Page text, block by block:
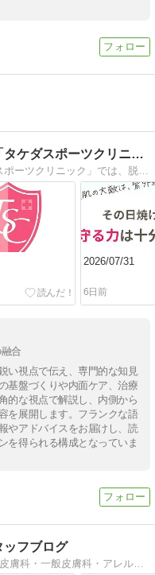
福岡市城南区の美容皮膚科「タケダスポーツクリニック」
城南区梅林の美容皮膚科「タケダスポーツクリニック」では、脱毛、痩身のほか、フェイシャルエステ、しみ・しわ除去など、綺麗になりたいあなたを応援しています。
2026/07/31
6日前
合
い視点で伝え、専門的な知見
基盤づくりや内面ケア、治療
的な視点で解説し、内側から
を展開します。フランクな語
やアドバイスをお届けし、読
を得られる構成となっていま
ッフブログ
六本木駅徒歩1分の場所にある美容皮膚科・一般皮膚科・アレルギー診療・保険診療を行っているクリニックです。